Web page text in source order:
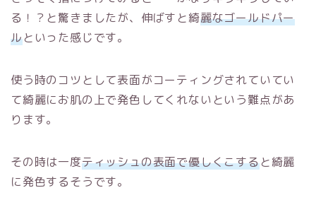
る！？と驚きましたが、伸ばすと綺麗なゴールドパー
ルといった感じです。
使う時のコツとして表面がコーティングされていてい
て綺麗にお肌の上で発色してくれないという難点があ
ります。
その時は一度ティッシュの表面で優しくこすると綺麗
に発色するそうです。